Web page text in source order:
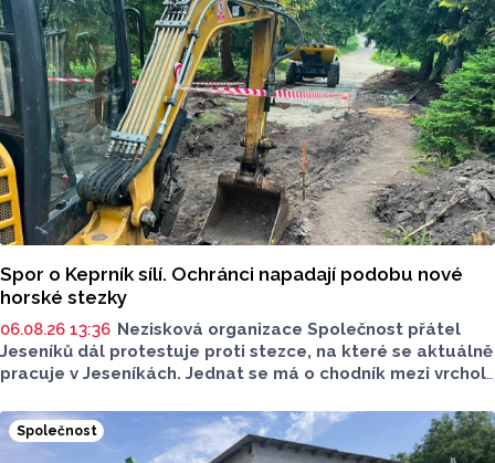
upozorňuje na nevyhovujcí situaci s parkováním
u oblíbeného olomouckého letoviska. Za iniciativou stojí
zastupitel města Olomouce, na jeho přání nebudeme
uvádět jeho identitu.
Spor o Keprník sílí. Ochránci napadají podobu nové
horské stezky
06.08.26 13:36 Nezisková organizace Společnost přátel
Jeseníků dál protestuje proti stezce, na které se aktuálně
pracuje v Jeseníkách. Jednat se má o chodník mezi vrcholy
chodníku se podle odborníků příroda jen poškodí, chodník
mezi vrcholy podle nich není nutný.
Společnost